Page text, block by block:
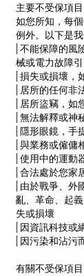
主要不受保項目
如您所知，每
例外。以下是
| 不能保障的
械或電力故障
| 損失或損壞
| 居所的任何非
| 居所盜竊，
| 無法解釋或神
| 隱形眼鏡，
| 與業務或僱
| 使用中的運動
| 合法處於您
| 由於戰爭、
亂、革命、起
失或損壞
| 因資訊科技
| 因污染和沾
有關不受保項